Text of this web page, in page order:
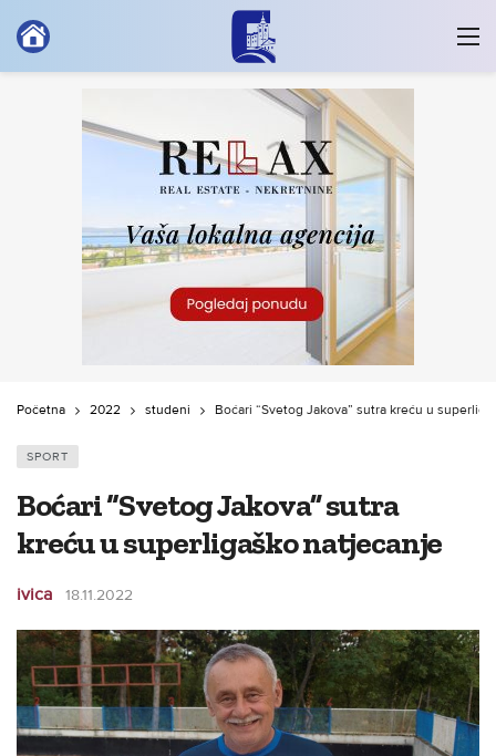
Početna 2022 studeni Boćari “Svetog Jakova” sutra kreću u
SPORT
Boćari “Svetog Jakova” sutra
kreću u superligaško natjecanje
ivica 18.11.2022